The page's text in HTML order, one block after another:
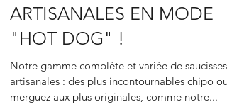
ARTISANALES EN MODE
"HOT DOG" !
Notre gamme complète et variée de saucisses
artisanales : des plus incontournables chipo ou
merguez aux plus originales, comme notre...